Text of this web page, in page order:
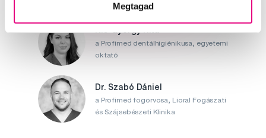
Megtagad
a Profimed dentálhigiénikusa, egyetemi
oktató
Dr. Szabó Dániel
a Profimed fogorvosa, Lioral Fogászati
és Szájsebészeti Klinika